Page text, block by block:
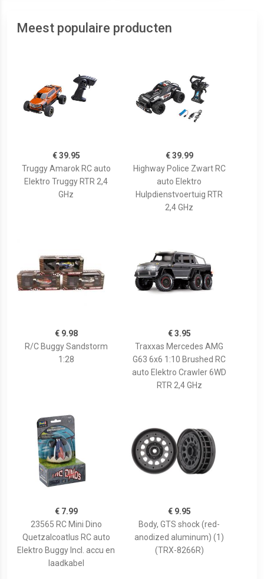
Meest populaire producten
€ 39.95
Truggy Amarok RC auto
Elektro Truggy RTR 2,4
GHz
€ 39.99
Highway Police Zwart RC
auto Elektro
Hulpdienstvoertuig RTR
2,4 GHz
€ 9.98
R/C Buggy Sandstorm
1:28
€ 3.95
Traxxas Mercedes AMG
G63 6x6 1:10 Brushed RC
auto Elektro Crawler 6WD
RTR 2,4 GHz
€ 7.99
23565 RC Mini Dino
Quetzalcoatlus RC auto
Elektro Buggy Incl. accu en
laadkabel
€ 9.95
Body, GTS shock (red-
anodized aluminum) (1)
(TRX-8266R)